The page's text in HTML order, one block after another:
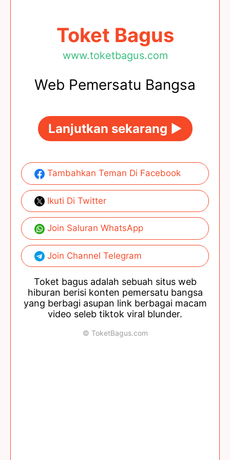
Toket Bagus
www.toketbagus.com
Web Pemersatu Bangsa
Lanjutkan sekarang ►
Tambahkan Teman Di Facebook
Ikuti Di Twitter
Join Saluran WhatsApp
Join Channel Telegram
Toket bagus adalah sebuah situs web
hiburan berisi konten pemersatu bangsa
yang berbagi asupan link berbagai macam
video seleb tiktok viral blunder.
© ToketBagus.com